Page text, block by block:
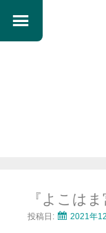
ン
ツ
『よこは
投稿日: 2021年